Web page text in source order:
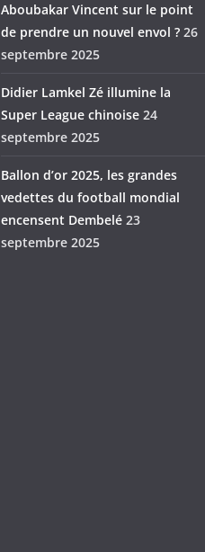
Aboubakar Vincent sur le point
de prendre un nouvel envol ? 26
septembre 2025
Didier Lamkel Zé illumine la
Super League chinoise 24
septembre 2025
Ballon d’or 2025, les grandes
vedettes du football mondial
encensent Dembelé 23
septembre 2025